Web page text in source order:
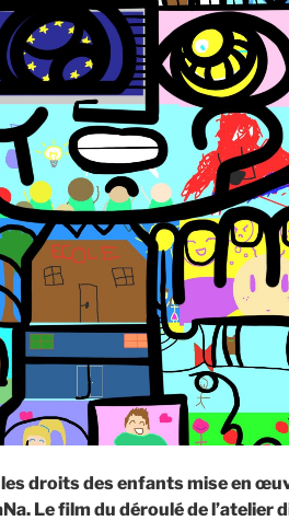
droits des enfants mise en
Le film du déroulé de l’atelier